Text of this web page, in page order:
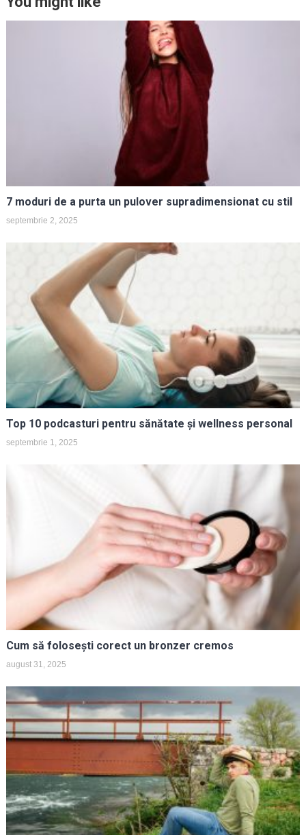
7 moduri de a purta un pulover supradimensionat cu stil
septembrie 2, 2025
Top 10 podcasturi pentru sănătate și wellness personal
septembrie 1, 2025
Cum să folosești corect un bronzer cremos
august 31, 2025